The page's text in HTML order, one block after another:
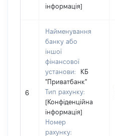
інформація]
6
Найменування
банку або
іншої
фінансової
установи:
КБ
"Приватбанк"
Тип рахунку:
[Конфіденційна
інформація]
Номер
рахунку: